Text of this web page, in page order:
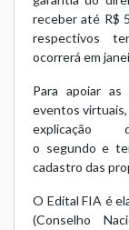
receber até R$
respectivos
ocorrerá em
Para apoiar
eventos virtuais,
o segundo e
cadastro das
O Edital FIA é
(Conselho